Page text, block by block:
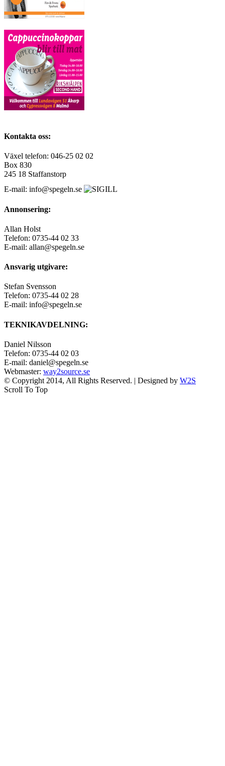
Kontakta oss:
Växel telefon: 046-25 02 02
Box 830
245 18 Staffanstorp
E-mail: info@spegeln.se
Annonsering:
Allan Holst
Telefon: 0735-44 02 33
E-mail: allan@spegeln.se
Ansvarig utgivare:
Stefan Svensson
Telefon: 0735-44 02 28
E-mail: info@spegeln.se
TEKNIKAVDELNING:
Daniel Nilsson
Telefon: 0735-44 02 03
E-mail: daniel@spegeln.se
Webmaster: way2source.se
© Copyright 2014, All Rights Reserved. | Designed by W2S
Scroll To Top